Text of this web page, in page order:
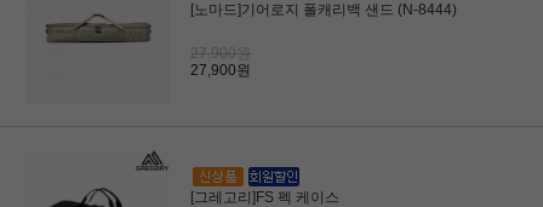
[노마드]기어로지 폴캐리백 샌드 (N-8444)
27,900원
27,900원
[그레고리]FS 펙 케이스